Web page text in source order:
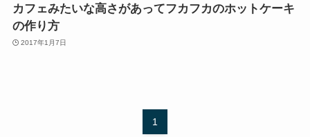
カフェみたいな高さがあってフカフカのホットケーキ
の作り方
2017年1月7日
1